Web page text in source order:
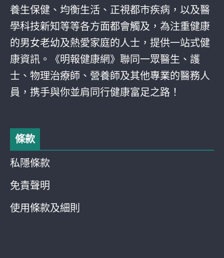
養生保健、均衡生活、正視都巿疾病，以及醫
學科技新知等等各方面都會觸及，為注重健康
的男女老幼及熱愛家庭的人士，提供一站式健
康資訊。《明報健康網》聯同一眾醫生、護
士、物理治療師、營養師及其他專業的醫務人
員，携手與你並肩同行健康富足之路！
條款
私隱條款
免責聲明
使用條款及細則